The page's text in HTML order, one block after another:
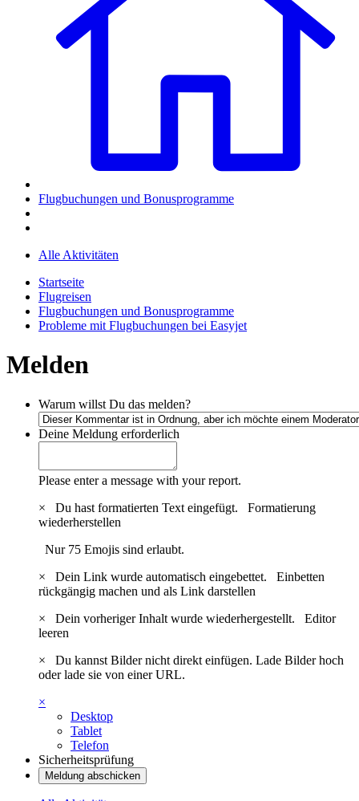
Flugbuchungen und Bonusprogramme
Alle Aktivitäten
Startseite
Flugreisen
Flugbuchungen und Bonusprogramme
Probleme mit Flugbuchungen bei Easyjet
Melden
Warum willst Du das melden?
Deine Meldung erforderlich
Please enter a message with your report.
×
Du hast formatierten Text eingefügt. Formatierung
wiederherstellen
Nur 75 Emojis sind erlaubt.
×
Dein Link wurde automatisch eingebettet. Einbetten
rückgängig machen und als Link darstellen
×
Dein vorheriger Inhalt wurde wiederhergestellt. Editor
leeren
×
Du kannst Bilder nicht direkt einfügen. Lade Bilder hoch
oder lade sie von einer URL.
×
Desktop
Tablet
Telefon
Sicherheitsprüfung
Meldung abschicken